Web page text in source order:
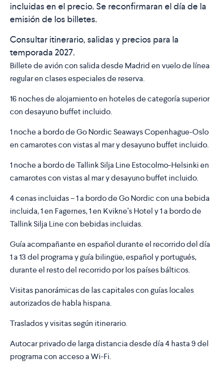
incluidas en el precio. Se reconfirmaran el día de la
emisión de los billetes.
Consultar itinerario, salidas y precios para la
temporada 2027.
Billete de avión con salida desde Madrid en vuelo de línea
regular en clases especiales de reserva.
16 noches de alojamiento en hoteles de categoría superior
con desayuno buffet incluido.
1 noche a bordo de Go Nordic Seaways Copenhague-Oslo
en camarotes con vistas al mar y desayuno buffet incluido.
1 noche a bordo de Tallink Silja Line Estocolmo-Helsinki en
camarotes con vistas al mar y desayuno buffet incluido.
4 cenas incluidas – 1 a bordo de Go Nordic con una bebida
incluida, 1 en Fagernes, 1 en Kvikne’s Hotel y 1 a bordo de
Tallink Silja Line con bebidas incluidas.
Guía acompañante en español durante el recorrido del día
1 a 13 del programa y guía bilingüe, español y portugués,
durante el resto del recorrido por los países bálticos.
Visitas panorámicas de las capitales con guías locales
autorizados de habla hispana.
Traslados y visitas según itinerario.
Autocar privado de larga distancia desde día 4 hasta 9 del
programa con acceso a Wi-Fi.